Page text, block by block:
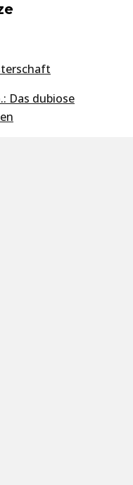
Das dubiose